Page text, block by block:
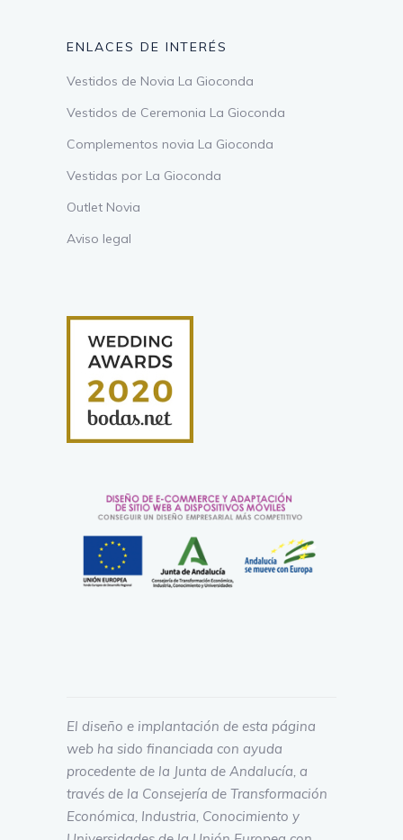
ENLACES DE INTERÉS
Vestidos de Novia La Gioconda
Vestidos de Ceremonia La Gioconda
Complementos novia La Gioconda
Vestidas por La Gioconda
Outlet Novia
Aviso legal
El diseño e implantación de esta página
web ha sido financiada con ayuda
procedente de la Junta de Andalucía, a
través de la Consejería de Transformación
Económica, Industria, Conocimiento y